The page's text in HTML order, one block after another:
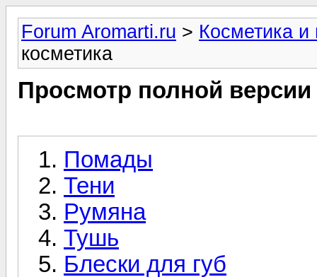
Forum Aromarti.ru > Косметика
косметика
Просмотр полной
Помады
Тени
Румяна
Тушь
Блески для губ